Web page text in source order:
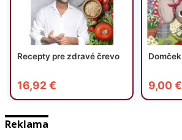
Reklama